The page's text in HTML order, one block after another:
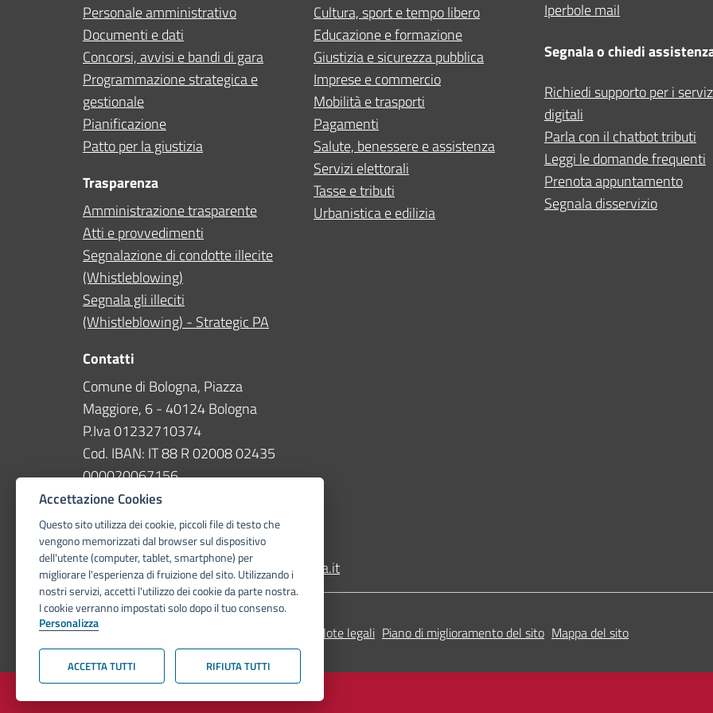
Personale amministrativo
Documenti e dati
Concorsi, avvisi e bandi di gara
Programmazione strategica e
gestionale
Pianificazione
Patto per la giustizia
Trasparenza
Amministrazione trasparente
Atti e provvedimenti
Segnalazione di condotte illecite
(Whistleblowing)
Segnala gli illeciti
(Whistleblowing) - Strategic PA
Contatti
Comune di Bologna, Piazza
Maggiore, 6 - 40124 Bologna
P.Iva 01232710374
Cod. IBAN: IT 88 R 02008 02435
000020067156
Telefono051 203040
PEC
protocollogenerale@pec.comune.bologna.it
Cultura, sport e tempo libero
Educazione e formazione
Giustizia e sicurezza pubblica
Imprese e commercio
Mobilità e trasporti
Pagamenti
Salute, benessere e assistenza
Servizi elettorali
Tasse e tributi
Urbanistica e edilizia
Iperbole mail
Segnala o chiedi
Richiedi supporto per i
digitali
Parla con il chatbot tributi
Leggi le domande frequenti
Prenota appuntamento
Segnala disservizio
Dichiarazione di accessibilità Note legali Piano di miglioramento del sito Mappa del sito
Accettazione Cookies
Questo sito utilizza dei cookie, piccoli file di testo che
vengono memorizzati dal browser sul dispositivo
dell'utente (computer, tablet, smartphone) per
migliorare l'esperienza di fruizione del sito. Utilizzando i
nostri servizi, accetti l'utilizzo dei cookie da parte nostra.
I cookie verranno impostati solo dopo il tuo consenso.
Personalizza
ACCETTA TUTTI RIFIUTA TUTTI